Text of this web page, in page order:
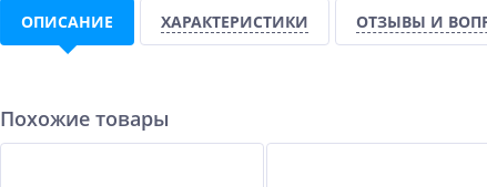
ОПИСАНИЕ ХАРАКТЕРИСТИКИ ОТЗЫВЫ И
Похожие товары